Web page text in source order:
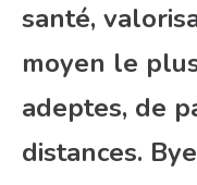
santé,
moyen le
adeptes, de
distances.